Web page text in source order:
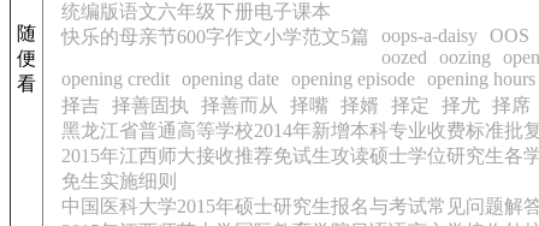
随
便
看
统编版语文六年级下册电子课本
快乐的母亲节600字作文小学范文5篇
oops-a-daisy OOS
oozed
oozing
opening credit opening date opening episode opening hours
择吉 择善固执 择善而从 择嘴 择婿 择定 择尤 择席
黑龙江省普通高等学校2014年新增本科专业收费标准批
2015年江西师大接收推荐免试生攻读硕士学位研究生各
免生实施细则
中国医科大学2015年硕士研究生报名与考试常见问题解